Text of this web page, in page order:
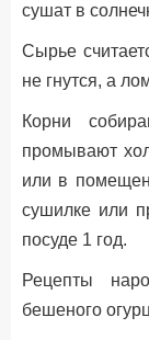
сушат в
Сырье
не гнутся, а
Корни
промывают
или в
сушилке или
посуде 1 год.
Рецепты
бешеного